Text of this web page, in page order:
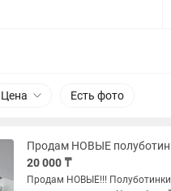
Цена Есть фото
20 000 ₸
Продам НОВЫЕ!!! Полуботинки Верх: